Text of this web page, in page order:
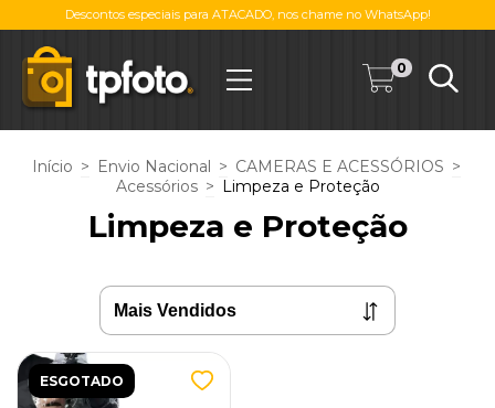
Descontos especiais para ATACADO, nos chame no WhatsApp!
0
Início > Envio Nacional > CAMERAS E ACESSÓRIOS >
Acessórios > Limpeza e Proteção
Limpeza e Proteção
ESGOTADO